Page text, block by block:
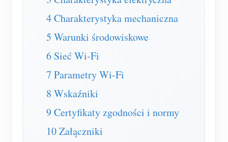
Usługa self-hosting
Ładowarka EV
Symulator IAMMETER
Licznik wirtualny
System prognozowania i symulacji energii
Sklep
4 Charakterystyka mechaniczna
5 Warunki środowiskowe
6 Sieć Wi-Fi
7 Parametry Wi-Fi
8 Wskaźniki
9 Certyfikaty zgodności i normy
10 Załączniki